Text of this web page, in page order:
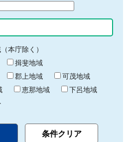
本庁除く）
揖斐地域
郡上地域
可茂地域
恵那地域
下呂地域